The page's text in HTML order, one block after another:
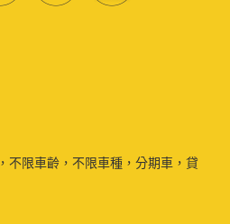
，不限車齡，不限車種，分期車，貸